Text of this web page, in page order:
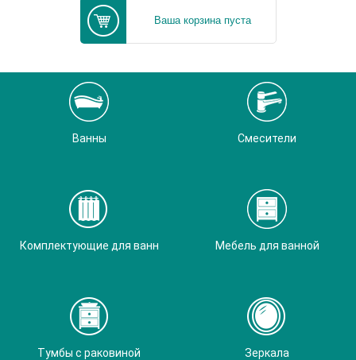
Ваша корзина пуста
Ванны Смесители
Комплектующие для ванн Мебель для ванной
Тумбы с раковиной Зеркала